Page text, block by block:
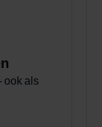
ook als